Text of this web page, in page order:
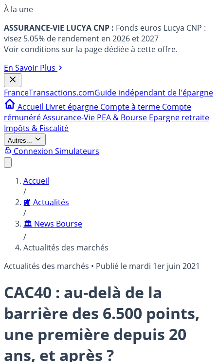
À la une
ASSURANCE-VIE LUCYA CNP : Fonds euros Lucya CNP :
visez 5.05% de rendement en 2026 et 2027
Voir conditions sur la page dédiée à cette offre.
En Savoir Plus
FranceTransactions.comGuide indépendant de l'épargne
Accueil Livret épargne Compte à terme Compte
rémunéréAssurance-Vie PEA & Bourse Epargne retraite
Impôts & Fiscalité
Autres...
Connexion Simulateurs
Accueil
/
📰 Actualités
/
🏛️ News Bourse
/
Actualités des marchés
Actualités des marchés • Publié le mardi 1er juin 2021
CAC40 : au-delà de la
barrière des 6.500 points,
une première depuis 20
ans, et après ?